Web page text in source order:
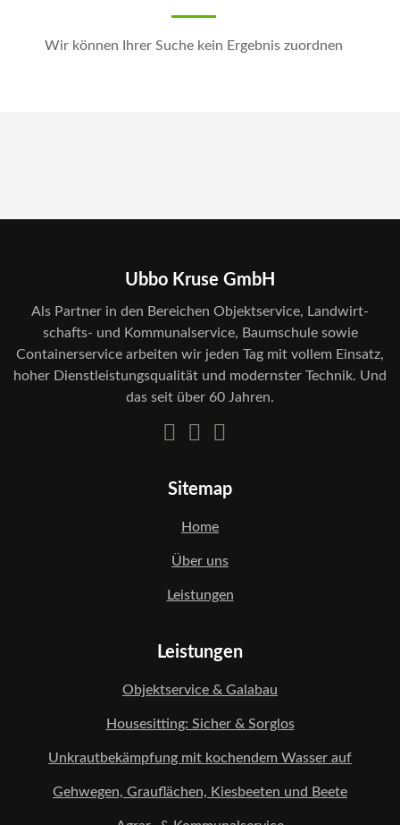
Wir können Ihrer Suche kein Ergebnis zuordnen
Ubbo Kruse GmbH
Als Partner in den Bereichen Objekt­service, Land­wirt­
schafts- und Kommunal­service, Baum­schule sowie
Container­service arbeiten wir jeden Tag mit vollem Einsatz,
hoher Dienst­leistungs­qualität und modernster Technik. Und
das seit über 60 Jahren.
Sitemap
Home
Über uns
Leistungen
Leistungen
Objektservice & Galabau
Housesitting: Sicher & Sorglos
Unkrautbekämpfung mit kochendem Wasser auf
Gehwegen, Grauflächen, Kiesbeeten und Beete